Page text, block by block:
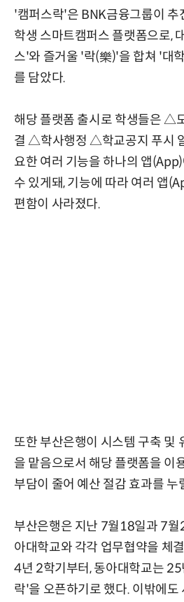
'캠퍼스락'은 BNK금융그룹이 추
학생 스마트캠퍼스 플랫폼으로,
스'와 즐거울 '락(樂)'을 합쳐 '대
를 담았다.
해당 플랫폼 출시로 학생들은 △
결 △학사행정 △학교공지 푸시
요한 여러 기능을 하나의 앱
수 있게돼, 기능에 따라 여러 앱
편함이 사라졌다.
또한 부산은행이 시스템 구축 및
을 맡음으로서 해당 플랫폼을 이
부담이 줄어 예산 절감 효과를 누
부산은행은 지난 7월18일과 7월
아대학교와 각각 업무협약을 체
4년 2학기부터, 동아대학교는
락'을 오픈하기로 했다. 이밖에도